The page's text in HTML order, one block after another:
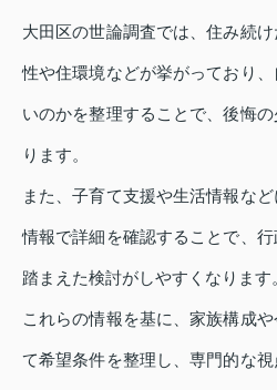
大田区の世論調査では、住み続
性や住環境などが挙がっており
いのかを整理することで、後悔
ります。
また、子育て支援や生活情報な
情報で詳細を確認することで、
踏まえた検討がしやすくなります
これらの情報を基に、家族構成
て希望条件を整理し、専門的な